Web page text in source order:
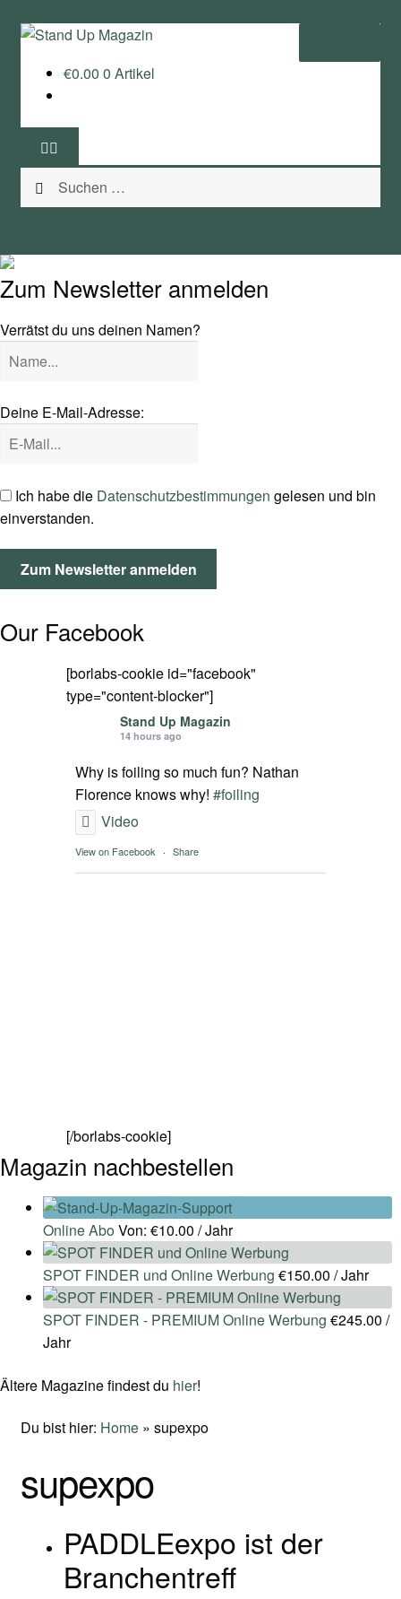
springen
Zum
springen
News
Wing und Foil
Ratgeber
Das Magazin
Stand Up Magazin TV
SPOT FINDER
€0.00 0 Artikel
Suchen
nach:
Zum Newsletter anmelden
Verrätst du uns deinen Namen?
Deine E-Mail-Adresse:
Ich habe die Datenschutzbestimmungen gelesen und bin
einverstanden.
Our Facebook
[borlabs-cookie id="facebook"
type="content-blocker"]
Stand Up Magazin
14 hours ago
Why is foiling so much fun? Nathan
Florence knows why! #foiling
Video
View on Facebook · Share
[/borlabs-cookie]
Magazin nachbestellen
Online AboVon: €10.00 / Jahr
SPOT FINDER und Online Werbung €150.00 / Jahr
SPOT FINDER - PREMIUM Online Werbung €245.00 /
Jahr
Ältere Magazine findest du hier!
Du bist hier: Home» supexpo
supexpo
PADDLEexpo ist der
Branchentreff